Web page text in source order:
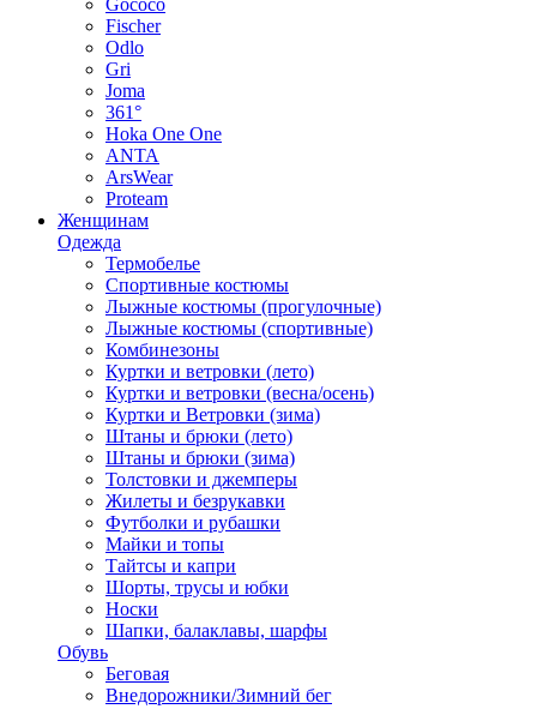
Gococo
Fischer
Odlo
Gri
Joma
361°
Hoka One One
ANTA
ArsWear
Proteam
Женщинам
Одежда
Термобелье
Спортивные костюмы
Лыжные костюмы (прогулочные)
Лыжные костюмы (спортивные)
Комбинезоны
Куртки и ветровки (лето)
Куртки и ветровки (весна/осень)
Куртки и Ветровки (зима)
Штаны и брюки (лето)
Штаны и брюки (зима)
Толстовки и джемперы
Жилеты и безрукавки
Футболки и рубашки
Майки и топы
Тайтсы и капри
Шорты, трусы и юбки
Носки
Шапки, балаклавы, шарфы
Обувь
Беговая
Внедорожники/Зимний бег